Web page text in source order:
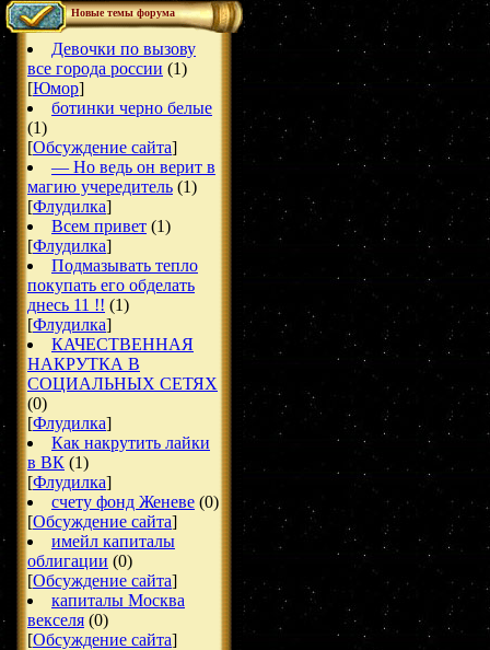
Новые темы форума
Девочки по вызову
все города россии (1)
[Юмор]
ботинки черно белые
(1)
[Обсуждение сайта]
— Но ведь он верит в
магию учередитель (1)
[Флудилка]
Всем привет (1)
[Флудилка]
Подмазывать тепло
покупать его обделать
днесь 11 !! (1)
[Флудилка]
КАЧЕСТВЕННАЯ
НАКРУТКА В
СОЦИАЛЬНЫХ СЕТЯХ
(0)
[Флудилка]
Как накрутить лайки
в ВК (1)
[Флудилка]
счету фонд Женеве (0)
[Обсуждение сайта]
имейл капиталы
облигации (0)
[Обсуждение сайта]
капиталы Москва
векселя (0)
[Обсуждение сайта]